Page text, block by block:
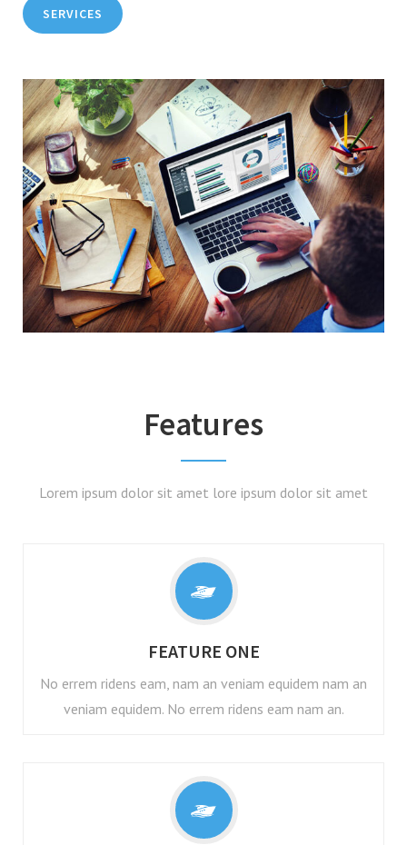
SERVICES
Features
Lorem ipsum dolor sit amet lore ipsum dolor sit amet
FEATURE ONE
No errem ridens eam, nam an veniam equidem nam an
veniam equidem. No errem ridens eam nam an.